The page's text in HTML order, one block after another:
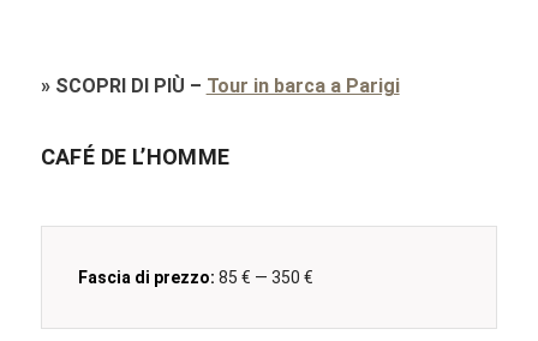
» SCOPRI DI PIÙ – Tour in barca a Parigi
CAFÉ DE L’HOMME
Fascia di prezzo: 85 € — 350 €